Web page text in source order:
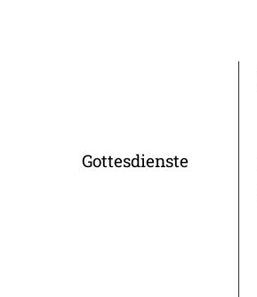
Gottesdienste